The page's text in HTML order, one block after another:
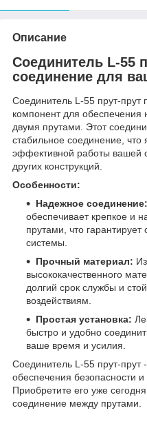
Описание
Соединитель L-55
соединение для
Соединитель L-55 прут-прут
компонент для
двумя прутами. Этот
стабильное соединение,
эффективной работы вашей
других конструкций.
Особенности:
Надежное соединение:
обеспечивает крепкое и
прутами, что
системы.
Прочный материал:
высококачественного
долгий срок службы и
воздействиям.
Простая установка:
быстро и удобно
ваше время и усилия.
Соединитель L-55 прут-
обеспечения безопасности
Приобретите его уже
соединение между прутами.